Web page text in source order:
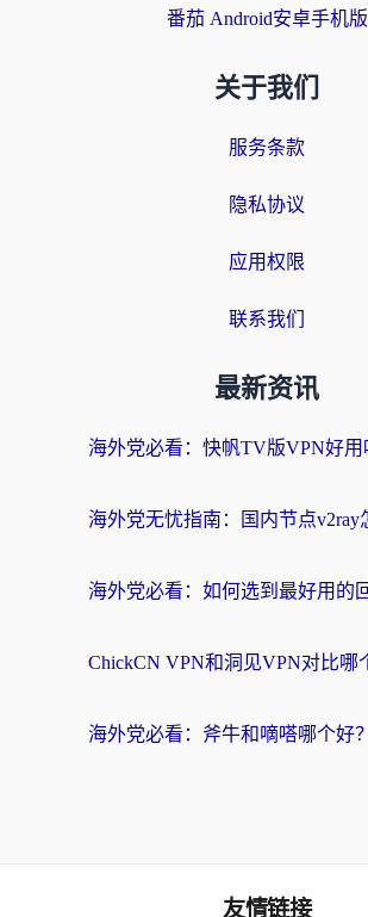
番茄 Android安卓手机版
关于我们
服务条款
隐私协议
应用权限
联系我们
最新资讯
友情链接